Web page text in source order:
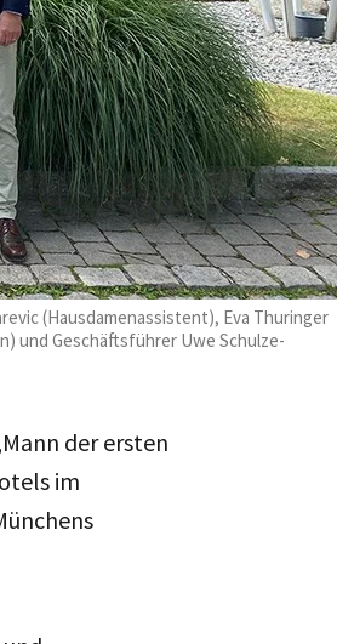
(Hausdamenassistent), Eva Thuringer
und Geschäftsführer Uwe Schulze-
der ersten
im